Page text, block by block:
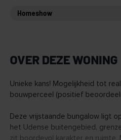
Homeshow
OVER DEZE WONING
Unieke kans! Mogelijkheid tot
bouwperceel (positief
Deze vrijstaande bungalow ligt
het Udense buitengebied,
zit boordevol karakter en ruimte.